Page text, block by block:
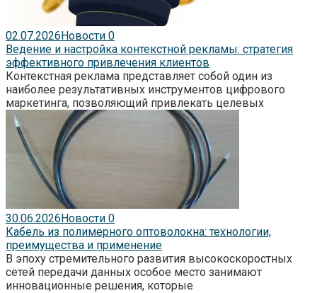
02.07.2026Новости 0
Ведение и настройка контекстной рекламы: стратегия
эффективного привлечения клиентов
Контекстная реклама представляет собой один из
наиболее результативных инструментов цифрового
маркетинга, позволяющий привлекать целевых
30.06.2026Новости 0
Кабель из полимерного оптоволокна: технологии,
преимущества и применение
В эпоху стремительного развития высокоскоростных
сетей передачи данных особое место занимают
инновационные решения, которые